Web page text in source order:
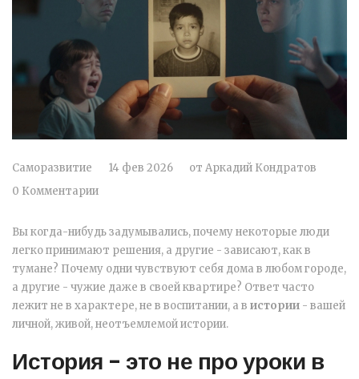
Саморазвитие 14 фев 2026 от Аркадий Кондратов
0 Комментарии
Вы когда-нибудь задумывались, почему некоторые люди
легко принимают решения, а другие - зависают, как в
тумане? Почему одни чувствуют себя дома в любом городе,
а другие - чужие даже в своей квартире? Ответ часто
лежит не в характере, не в воспитании, а в истории - вашей
личной, живой, неотъемлемой истории.
История - это не про уроки в